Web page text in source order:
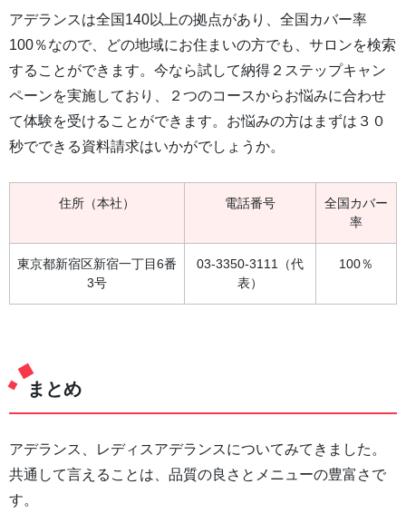
アデランスは全国140以上の拠点があり、全国カバー率
100％なので、どの地域にお住まいの方でも、サロンを検索
することができます。今なら試して納得２ステップキャン
ペーンを実施しており、２つのコースからお悩みに合わせ
て体験を受けることができます。お悩みの方はまずは３０
秒でできる資料請求はいかがでしょうか。
住所（本社） 電話番号
全国カバー
率
東京都新宿区新宿一丁目6番
3号
03-3350-3111（代
表）
100％
まとめ
アデランス、レディスアデランスについてみてきました。
共通して言えることは、品質の良さとメニューの豊富さで
す。